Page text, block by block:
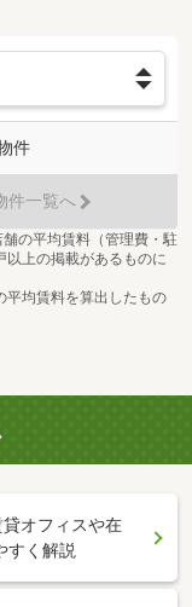
件
件一覧へ
の平均賃料（管理費・駐
以上の掲載があるものに
平均賃料を算出したもの
オフィスや在
すく解説